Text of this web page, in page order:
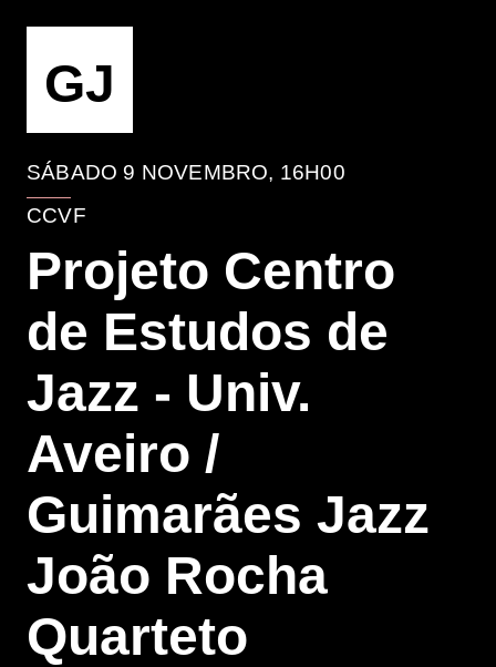
GJ
SÁBADO 9 NOVEMBRO, 16H00
CCVF
Projeto Centro
de Estudos de
Jazz - Univ.
Aveiro /
Guimarães Jazz
João Rocha
Quarteto